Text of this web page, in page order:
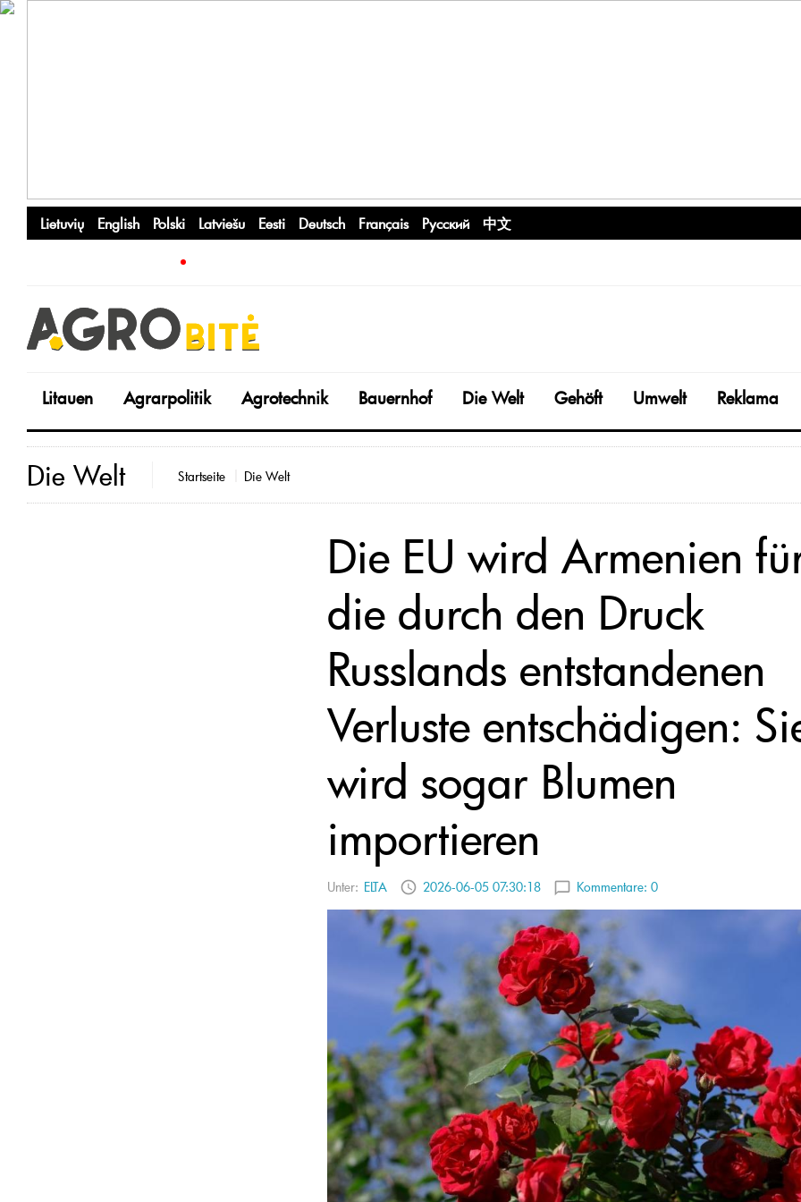
Lietuvių English Polski Latviešu Eesti Deutsch Français Русский 中文
Litauen Agrarpolitik Agrotechnik Bauernhof Die Welt Gehöft Umwelt Reklama
Die Welt Startseite Die Welt
Die EU wird Armenien
die durch den Druck
Russlands entstandenen
Verluste entschädigen:
wird sogar Blumen
importieren
Unter: ELTA 2026-06-05 07:30:18 Kommentare: 0